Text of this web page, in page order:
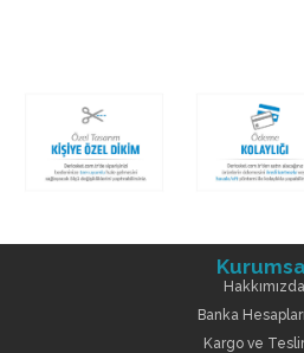
Hakkımızda
Banka
Kargo ve